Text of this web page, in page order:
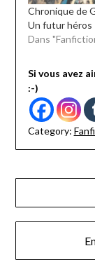
Chronique de
Un futur héros
Dans
Si vous avez
:-)
Category:
de